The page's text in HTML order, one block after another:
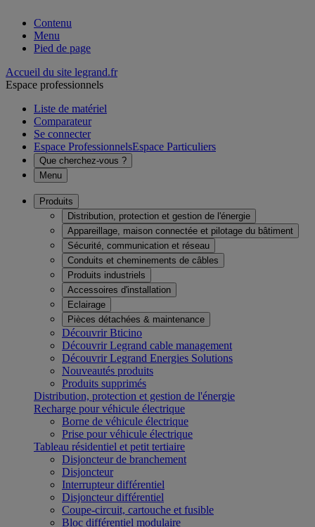
Contenu
Menu
Pied de page
Accueil du site legrand.fr
Espace professionnels
Liste de matériel
Comparateur
Se connecter
Espace ProfessionnelsEspace Particuliers
Que cherchez-vous ?
Menu
Produits
Distribution, protection et gestion de l'énergie
Appareillage, maison connectée et pilotage du bâtiment
Sécurité, communication et réseau
Conduits et cheminements de câbles
Produits industriels
Accessoires d'installation
Eclairage
Pièces détachées & maintenance
Découvrir Bticino
Découvrir Legrand cable management
Découvrir Legrand Energies Solutions
Nouveautés produits
Produits supprimés
Distribution, protection et gestion de l'énergie
Recharge pour véhicule électrique
Borne de véhicule électrique
Prise pour véhicule électrique
Tableau résidentiel et petit tertiaire
Disjoncteur de branchement
Disjoncteur
Interrupteur différentiel
Disjoncteur différentiel
Coupe-circuit, cartouche et fusible
Bloc différentiel modulaire